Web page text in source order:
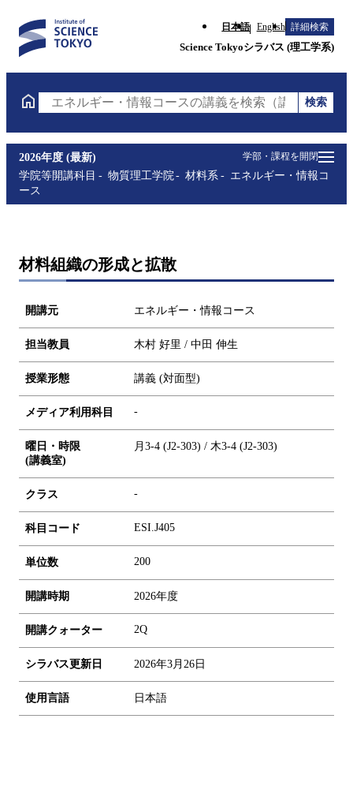
日本語 English 詳細検索
Science Tokyoシラバス (理工学系)
エネルギー・情報コースの講義を検索（講義名・科
検索
学部・課程を開閉
2026年度 (最新)
学院等開講科目
物質理工学院 材料系
エネルギー・情報コ
ース
材料組織の形成と拡散
開講元 エネルギー・情報コース
担当教員 木村 好里 / 中田 伸生
授業形態 講義 (対面型)
メディア利用科目 -
曜日・時限
(講義室)
月3-4 (J2-303) / 木3-4 (J2-303)
クラス -
科目コード ESI.J405
単位数 200
開講時期 2026年度
開講クォーター 2Q
シラバス更新日 2026年3月26日
使用言語 日本語